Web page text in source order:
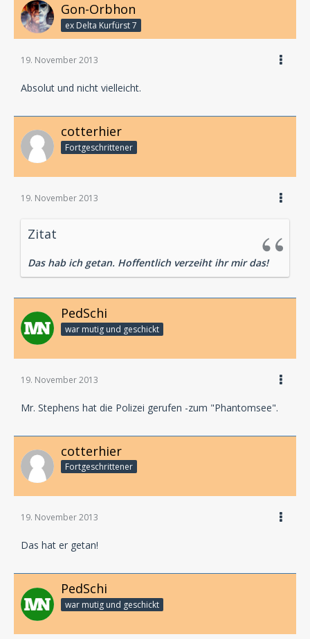
Gon-Orbhon
ex Delta Kurfürst 7
19. November 2013
Absolut und nicht vielleicht.
cotterhier
Fortgeschrittener
19. November 2013
Zitat
Das hab ich getan. Hoffentlich verzeiht ihr mir das!
PedSchi
war mutig und geschickt
19. November 2013
Mr. Stephens hat die Polizei gerufen -zum "Phantomsee".
cotterhier
Fortgeschrittener
19. November 2013
Das hat er getan!
PedSchi
war mutig und geschickt